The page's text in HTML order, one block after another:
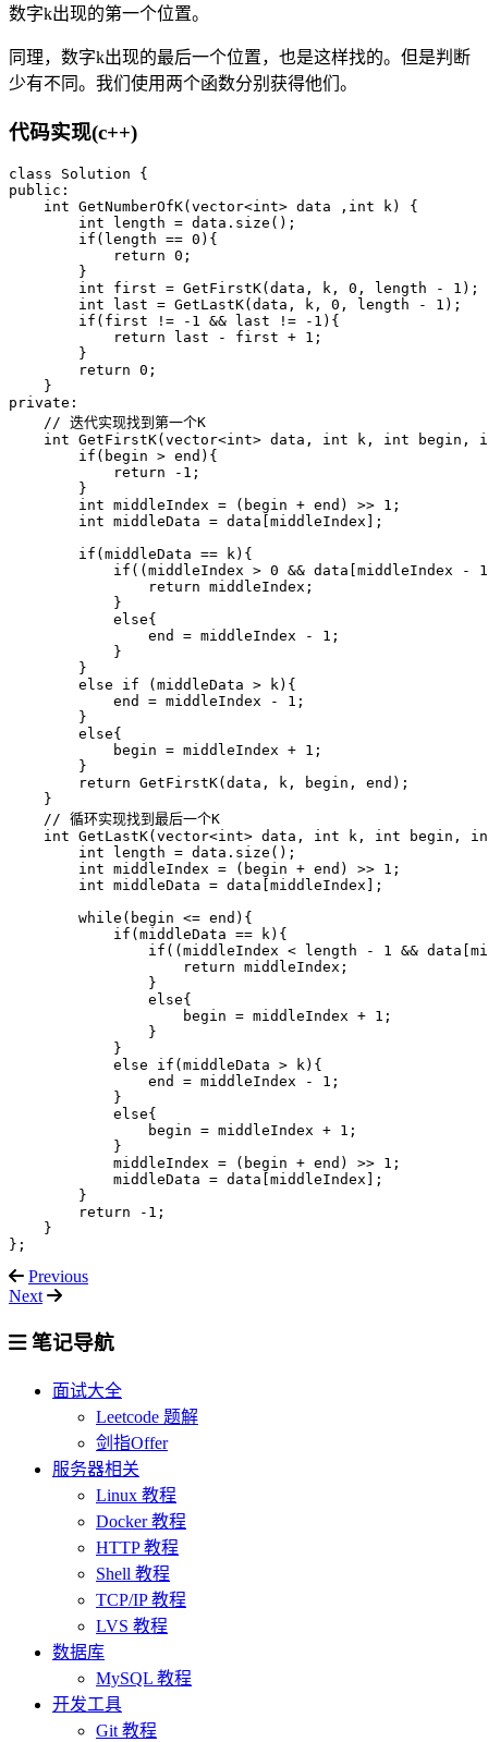
数字k出现的第一个位置。
同理，数字k出现的最后一个位置，也是这样找的。但是判断
少有不同。我们使用两个函数分别获得他们。
代码实现(c++)
class Solution {
public:
    int GetNumberOfK(vector<int> data ,int k) {
        int length = data.size();
        if(length == 0){
            return 0;
        }
        int first = GetFirstK(data, k, 0, length - 1);
        int last = GetLastK(data, k, 0, length - 1);
        if(first != -1 && last != -1){
            return last - first + 1;
        }
        return 0;
    }
private:
    // 迭代实现找到第一个K
int GetFirstK(vector<int> data, int k, int begin,
        if(begin > end){
            return -1;
        }
        int middleIndex = (begin + end) >> 1;
        int middleData = data[middleIndex];
        if(middleData == k){
if((middleIndex > 0 && data[middleIndex -
                return middleIndex;
            }
            else{
                end = middleIndex - 1;
            }
        }
        else if (middleData > k){
            end = middleIndex - 1;
        }
        else{
            begin = middleIndex + 1;
        }
        return GetFirstK(data, k, begin, end);
    }
    // 循环实现找到最后一个K
int GetLastK(vector<int> data, int k, int begin,
        int length = data.size();
        int middleIndex = (begin + end) >> 1;
        int middleData = data[middleIndex];
        while(begin <= end){
            if(middleData == k){
if((middleIndex < length - 1 &&
                    return middleIndex;
                }
                else{
                    begin = middleIndex + 1;
                }
            }
            else if(middleData > k){
                end = middleIndex - 1;
            }
            else{
                begin = middleIndex + 1;
            }
            middleIndex = (begin + end) >> 1;
            middleData = data[middleIndex];
        }
        return -1;
    }
Previous
Next
笔记导航
面试大全
Leetcode 题解
剑指Offer
服务器相关
Linux 教程
Docker 教程
HTTP 教程
Shell 教程
TCP/IP 教程
LVS 教程
数据库
MySQL 教程
开发工具
Git 教程